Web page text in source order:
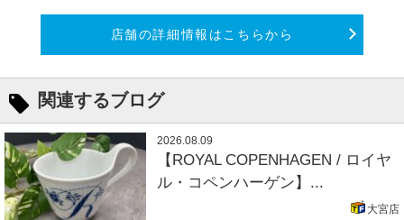
店舗の詳細情報はこちらから
関連するブログ
2026.08.09
【ROYAL COPENHAGEN / ロイヤ
ル・コペンハーゲン】...
大宮店